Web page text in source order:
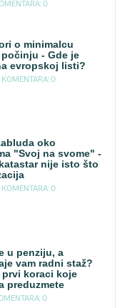
0
o minimalcu
- Gde je
evropskoj listi?
KOMENTARA: 0
oko
"Svoj na svome" -
nije isto što
KOMENTARA: 0
u penziju, a
vam radni staž?
prvi koraci koje
preduzmete
0